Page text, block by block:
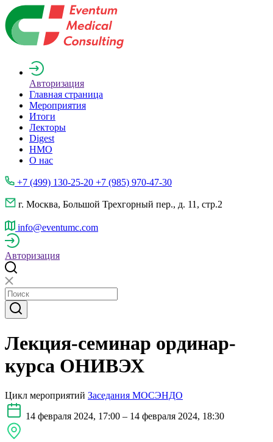
Авторизация
Главная страница
Мероприятия
Итоги
Лекторы
Digest
НМО
О нас
+7 (499) 130-25-20 +7 (985) 970-47-30
г. Москва, Большой Трехгорный пер., д. 11, стр.2
info@eventumc.com
Авторизация
Лекция-семинар ординар-
курса ОНИВЭХ
Цикл мероприятий Заседания МОСЭНДО
14 февраля 2024, 17:00 – 14 февраля 2024, 18:30